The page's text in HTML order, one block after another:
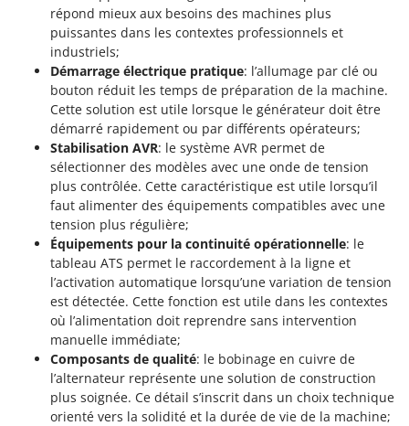
répond mieux aux besoins des machines plus
puissantes dans les contextes professionnels et
industriels;
Démarrage électrique pratique: l’allumage par clé ou
bouton réduit les temps de préparation de la machine.
Cette solution est utile lorsque le générateur doit être
démarré rapidement ou par différents opérateurs;
Stabilisation AVR: le système AVR permet de
sélectionner des modèles avec une onde de tension
plus contrôlée. Cette caractéristique est utile lorsqu’il
faut alimenter des équipements compatibles avec une
tension plus régulière;
Équipements pour la continuité opérationnelle: le
tableau ATS permet le raccordement à la ligne et
l’activation automatique lorsqu’une variation de tension
est détectée. Cette fonction est utile dans les contextes
où l’alimentation doit reprendre sans intervention
manuelle immédiate;
Composants de qualité: le bobinage en cuivre de
l’alternateur représente une solution de construction
plus soignée. Ce détail s’inscrit dans un choix technique
orienté vers la solidité et la durée de vie de la machine;